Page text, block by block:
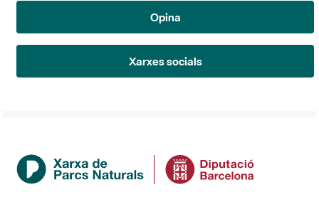
Opina
Xarxes socials